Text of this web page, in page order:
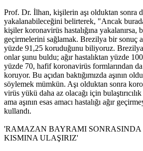
Prof. Dr. İlhan, kişilerin aşı olduktan sonra
yakalanabileceğini belirterek, "Ancak burada
kişiler koronavirüs hastalığına yakalanırsa,
geçirmelerini sağlamak. Brezilya bir sonuç
yüzde 91,25 koruduğunu biliyoruz.
onlar şunu buldu; ağır hastalıktan yüzde
yüzde 70, hafif koronavirüs formlarından
koruyor. Bu açıdan baktığımızda aşının
söylemek mümkün. Aşı olduktan sonra
virüs yükü daha az olacağı için
ama aşının esas amacı hastalığı ağır
kullandı.
'RAMAZAN BAYRAMI
KISMINA ULAŞIRIZ'